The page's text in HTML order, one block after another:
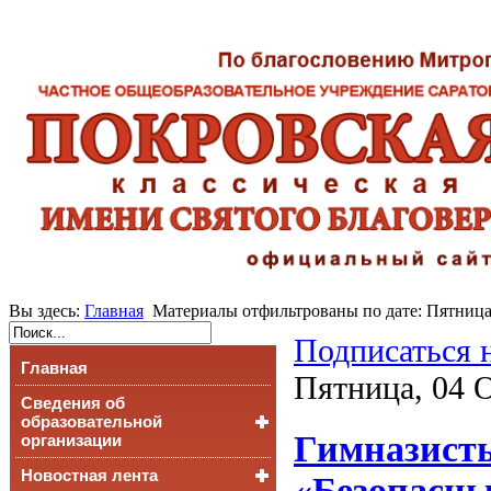
Вы здесь: Главная Материалы отфильтрованы по дате:
Главная
Сведения об
образовательной
организации
Основные сведения
Новостная лента
Подписаться
Пятница, 04